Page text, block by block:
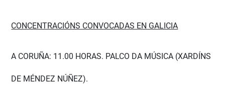
CONCENTRACIÓNS CONVOCADAS EN GALICIA
A CORUÑA: 11.00 HORAS. PALCO DA MÚSICA (XARDÍNS
DE MÉNDEZ NÚÑEZ).